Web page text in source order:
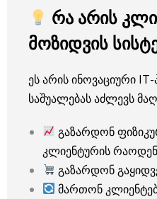
რა არის
მოზიდვის
ეს არის ინოვაციური
საშუალებას აძლევს
გაზარდონ
კლიენტურის
გაზარდონ
მართონ